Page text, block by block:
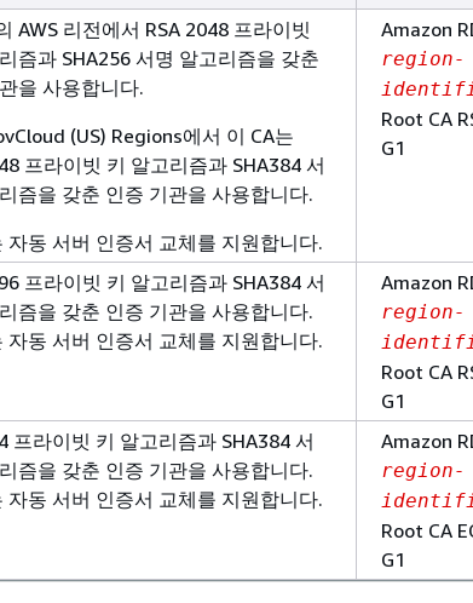
AWS 리전에서 RSA 2048 프라이빗
즘과 SHA256 서명 알고리즘을 갖춘
을 사용합니다.
(US) Regions에서 이 CA는
프라이빗 키 알고리즘과 SHA384 서
즘을 갖춘 인증 기관을 사용합니다.
자동 서버 인증서 교체를 지원합니다.
Amazon
region-
Root CA
G1
프라이빗 키 알고리즘과 SHA384 서
즘을 갖춘 인증 기관을 사용합니다.
자동 서버 인증서 교체를 지원합니다.
Amazon
region-
Root CA
G1
프라이빗 키 알고리즘과 SHA384 서
즘을 갖춘 인증 기관을 사용합니다.
자동 서버 인증서 교체를 지원합니다.
Amazon
region-
Root CA
G1